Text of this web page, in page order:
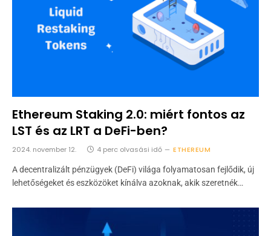
Ethereum Staking 2.0: miért fontos az
LST és az LRT a DeFi-ben?
2024. november 12. 4 perc olvasási idő ETHEREUM
A decentralizált pénzügyek (DeFi) világa folyamatosan fejlődik, új
lehetőségeket és eszközöket kínálva azoknak, akik szeretnék…